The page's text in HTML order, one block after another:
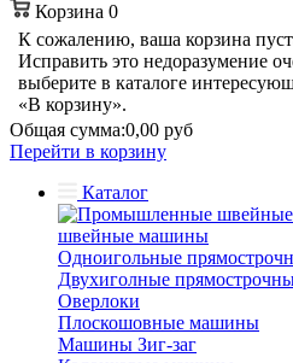
Корзина 0
К сожалению, ваша корзина
Исправить это недоразумение
выберите в каталоге
«В корзину».
Общая сумма:0,00 руб
Перейти в корзину
Каталог
швейные машины
Одноигольные
Двухиголные
Оверлоки
Плоскошовные машины
Машины Зиг-заг